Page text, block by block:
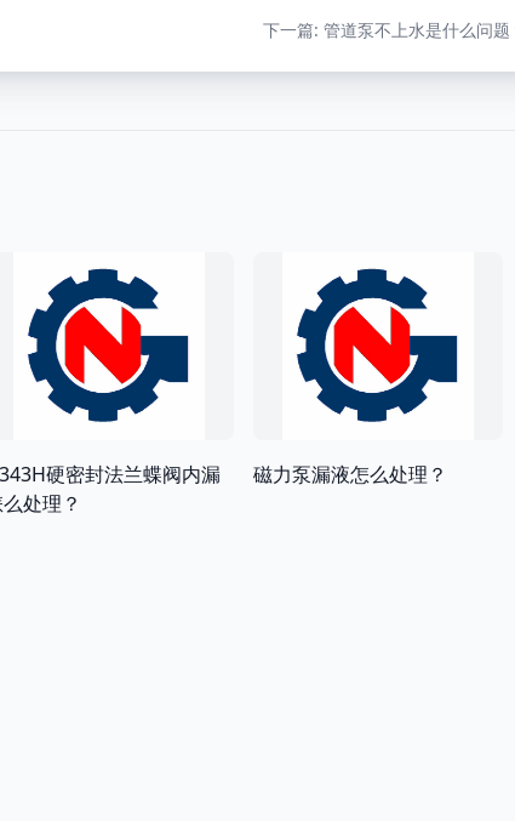
下一篇: 管道泵不上水是什么问题
硬密封法兰蝶阀内漏
处理？
磁力泵漏液怎么处理？